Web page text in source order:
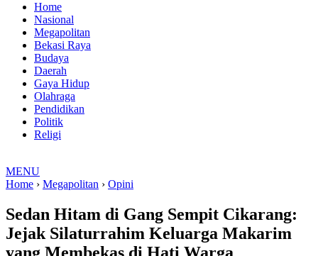
Home
Nasional
Megapolitan
Bekasi Raya
Budaya
Daerah
Gaya Hidup
Olahraga
Pendidikan
Politik
Religi
MENU
Home › Megapolitan › Opini
Sedan Hitam di Gang Sempit Cikarang:
Jejak Silaturrahim Keluarga Makarim